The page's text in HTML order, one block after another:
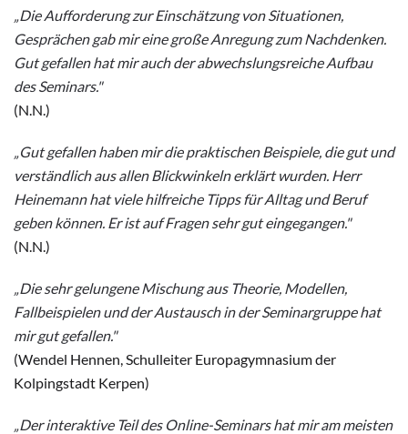
„Die Aufforderung zur Einschätzung von Situationen,
Gesprächen gab mir eine große Anregung zum Nachdenken.
Gut gefallen hat mir auch der abwechslungsreiche Aufbau
des Seminars."
(N.N.)
„Gut gefallen haben mir die praktischen Beispiele, die gut und
verständlich aus allen Blickwinkeln erklärt wurden. Herr
Heinemann hat viele hilfreiche Tipps für Alltag und Beruf
geben können. Er ist auf Fragen sehr gut eingegangen."
(N.N.)
„Die sehr gelungene Mischung aus Theorie, Modellen,
Fallbeispielen und der Austausch in der Seminargruppe hat
mir gut gefallen."
(Wendel Hennen, Schulleiter Europagymnasium der
Kolpingstadt Kerpen)
„Der interaktive Teil des Online-Seminars hat mir am meisten